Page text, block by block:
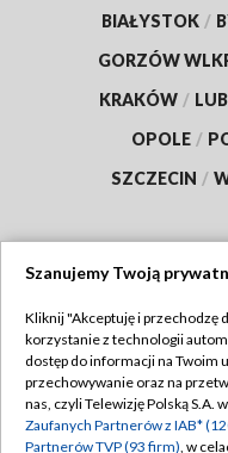
BIAŁYSTOK /
GORZÓW
KRAKÓW /
OPOLE /
SZCZECIN /
Abonament TVP
Emisja w TVP
Szanujemy Twoją
Kliknij "Akceptuję i przechodzę
korzystanie z technologii
dostęp do informacji na Twoim
przechowywanie oraz na
nas, czyli Telewizję Polską S.A.
Zaufanych Partnerów z IAB*
Partnerów TVP (93 firm), w